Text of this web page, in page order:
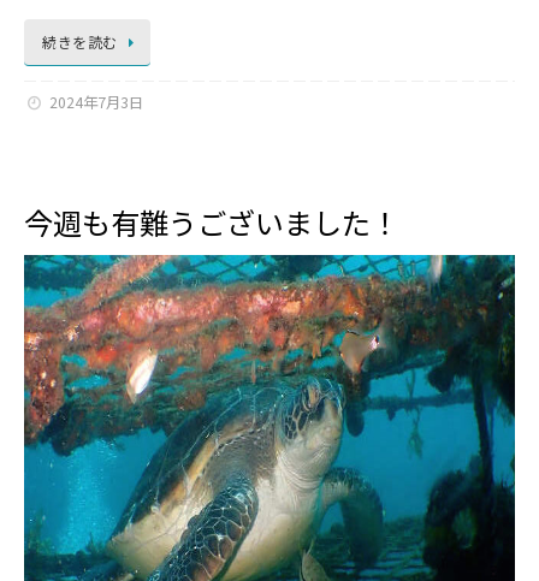
続きを読む
2024年7月3日
今週も有難うございました！